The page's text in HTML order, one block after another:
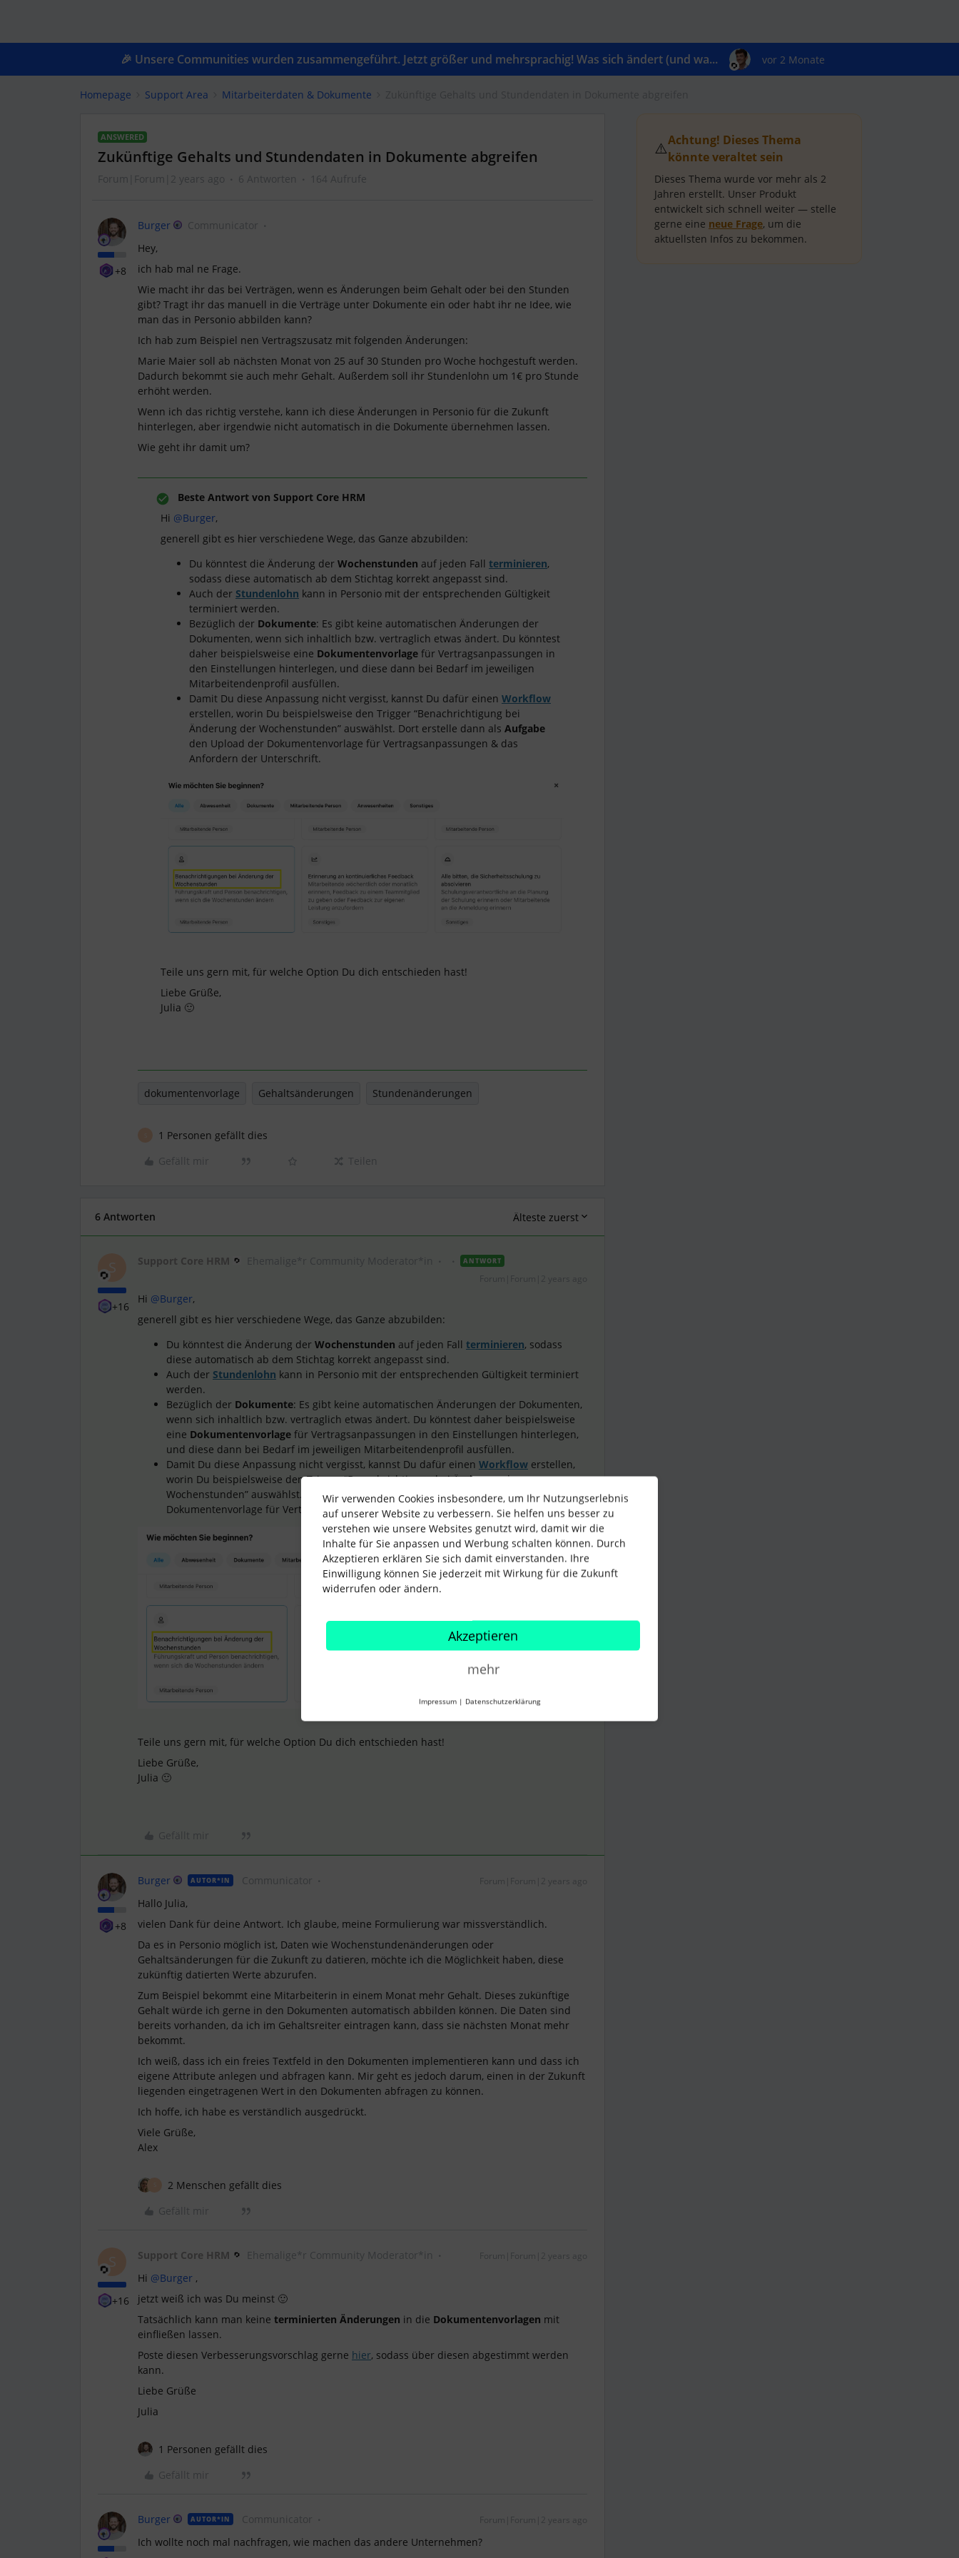
🎉 Unsere Communities wurden zusammengeführt. Jetzt größer und mehrsprachig! Was sich ändert (und wa... vor 2 Monate
Homepage Support Area Mitarbeiterdaten & Dokumente
ANSWERED
Zukünftige Gehalts und Stundendaten in Dokumente abgreifen
Forum|Forum|2 years ago 6 Antworten 164 Aufrufe
+8
Burger
Communicator
Hey,
ich hab mal ne Frage.
Wie macht ihr das bei Verträgen, wenn es Änderungen beim Gehalt oder bei den Stunden
gibt? Tragt ihr das manuell in die Verträge unter Dokumente ein oder habt ihr ne Idee, wie
man das in Personio abbilden kann?
Ich hab zum Beispiel nen Vertragszusatz mit folgenden Änderungen:
Marie Maier soll ab nächsten Monat von 25 auf 30 Stunden pro Woche hochgestuft werden.
Dadurch bekommt sie auch mehr Gehalt. Außerdem soll ihr Stundenlohn um 1€ pro Stunde
erhöht werden.
Wenn ich das richtig verstehe, kann ich diese Änderungen in Personio für die Zukunft
hinterlegen, aber irgendwie nicht automatisch in die Dokumente übernehmen lassen.
Wie geht ihr damit um?
Beste Antwort von Support Core HRM
Hi @Burger,
generell gibt es hier verschiedene Wege, das Ganze abzubilden:
Du könntest die Änderung der Wochenstunden auf jeden Fall terminieren,
sodass diese automatisch ab dem Stichtag korrekt angepasst sind.
Auch der Stundenlohn kann in Personio mit der entsprechenden Gültigkeit
terminiert werden.
Bezüglich der Dokumente: Es gibt keine automatischen Änderungen der
Dokumenten, wenn sich inhaltlich bzw. vertraglich etwas ändert. Du könntest
daher beispielsweise eine Dokumentenvorlage für Vertragsanpassungen in
den Einstellungen hinterlegen, und diese dann bei Bedarf im jeweiligen
Mitarbeitendenprofil ausfüllen.
Damit Du diese Anpassung nicht vergisst, kannst Du dafür einen Workflow
erstellen, worin Du beispielsweise den Trigger “Benachrichtigung bei
Änderung der Wochenstunden” auswählst. Dort erstelle dann als Aufgabe
den Upload der Dokumentenvorlage für Vertragsanpassungen & das
Anfordern der Unterschrift.
Teile uns gern mit, für welche Option Du dich entschieden hast!
Liebe Grüße,
Julia 🙂
dokumentenvorlage Gehaltsänderungen Stundenänderungen
1 Personen gefällt dies
Gefällt mir
Teilen
6 Antworten Älteste zuerst
S
+16
Support Core HRM ANTWORT
Hi @Burger,
generell gibt es hier verschiedene Wege, das Ganze abzubilden:
Du könntest die Änderung der Wochenstunden auf jeden Fall terminieren, sodass
diese automatisch ab dem Stichtag korrekt angepasst sind.
Auch der Stundenlohn kann in Personio mit der entsprechenden Gültigkeit terminiert
werden.
Bezüglich der Dokumente: Es gibt keine automatischen Änderungen der Dokumenten,
wenn sich inhaltlich bzw. vertraglich etwas ändert. Du könntest daher beispielsweise
eine Dokumentenvorlage für Vertragsanpassungen in den Einstellungen hinterlegen,
und diese dann bei Bedarf im jeweiligen Mitarbeitendenprofil ausfüllen.
Damit Du diese Anpassung nicht vergisst, kannst Du dafür einen Workflow erstellen,
worin Du beispielsweise den Trigger “Benachrichtigung bei Änderung der
Wochenstunden” auswählst. Dort erstelle dann alsAufgabeden Upload der
Dokumentenvorlage für Vertragsanpassungen & das Anfordern der Unterschrift.
Teile uns gern mit, für welche Option Du dich entschieden hast!
Liebe Grüße,
Julia 🙂
+8
Burger AUTOR*IN Communicator Forum|Forum|2 years ago
Hallo Julia,
vielen Dank für deine Antwort. Ich glaube, meine Formulierung war missverständlich.
Da es in Personio möglich ist, Daten wie Wochenstundenänderungen oder
Gehaltsänderungen für die Zukunft zu datieren, möchte ich die Möglichkeit haben, diese
zukünftig datierten Werte abzurufen.
Zum Beispiel bekommt eine Mitarbeiterin in einem Monat mehr Gehalt. Dieses zukünftige
Gehalt würde ich gerne in den Dokumenten automatisch abbilden können. Die Daten sind
bereits vorhanden, da ich im Gehaltsreiter eintragen kann, dass sie nächsten Monat mehr
bekommt.
Ich weiß, dass ich ein freies Textfeld in den Dokumenten implementieren kann und dass ich
eigene Attribute anlegen und abfragen kann. Mir geht es jedoch darum, einen in der Zukunft
liegenden eingetragenen Wert in den Dokumenten abfragen zu können.
Ich hoffe, ich habe es verständlich ausgedrückt.
Viele Grüße,
Alex
2 Menschen gefällt dies
Gefällt mir
S
+16
Support Core HRM Ehemalige*r Community Moderator*in Forum|Forum|2 years ago
Hi @Burger ,
jetzt weiß ich was Du meinst 🙂
Tatsächlich kann man keine terminierten Änderungen in die Dokumentenvorlagen mit
einfließen lassen.
Poste diesen Verbesserungsvorschlag gerne hier, sodass über diesen abgestimmt werden
kann.
Liebe Grüße
Julia
1 Personen gefällt dies
Gefällt mir
Burger AUTOR*IN Communicator Forum|Forum|2 years ago
Ich wollte noch mal nachfragen, wie machen das andere Unternehmen?
⚠️Achtung! Dieses Thema
könnte veraltet sein
Dieses Thema wurde vor mehr als 2
Jahren erstellt. Unser Produkt
entwickelt sich schnell weiter — stelle
gerne eine neue Frage, um die
aktuellsten Infos zu bekommen.
Wir verwenden Cookies insbesondere, um Ihr Nutzungserlebnis
auf unserer Website zu verbessern. Sie helfen uns besser zu
verstehen wie unsere Websites genutzt wird, damit wir die
Inhalte für Sie anpassen und Werbung schalten können. Durch
Akzeptieren erklären Sie sich damit einverstanden. Ihre
Einwilligung können Sie jederzeit mit Wirkung für die Zukunft
widerrufen oder ändern.
Akzeptieren
mehr
Impressum | Datenschutzerklärung